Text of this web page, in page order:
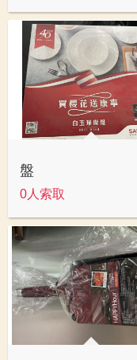
盤
0人索取